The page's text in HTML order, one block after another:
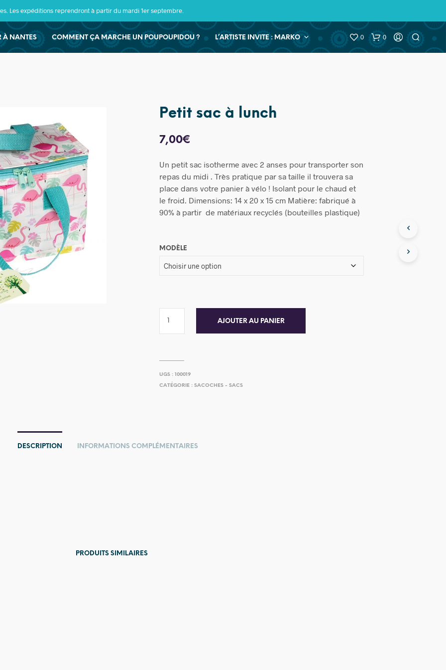
Les expéditions reprendront à partir du mardi 1er septembre.
À NANTES COMMENT ÇA MARCHE UN POUPOUPIDOU ? L’ARTISTE INVITE : MARKO 0 0
Petit sac à lunch
7,00€
Un petit sac isotherme avec 2 anses pour transporter son
repas du midi . Très pratique par sa taille il trouvera sa
place dans votre panier à vélo ! Isolant pour le chaud et
le froid. Dimensions: 14 x 20 x 15 cm Matière: fabriqué à
90% à partir de matériaux recyclés (bouteilles plastique)
MODÈLE
AJOUTER AU PANIER
UGS : 100019
CATÉGORIE :SACOCHES - SACS
DESCRIPTION INFORMATIONS COMPLÉMENTAIRES
PRODUITS SIMILAIRES